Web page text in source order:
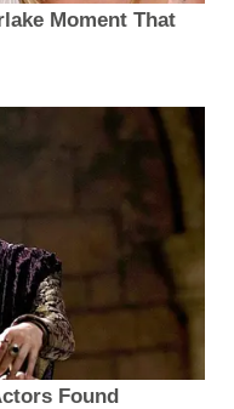
Moment That
Found